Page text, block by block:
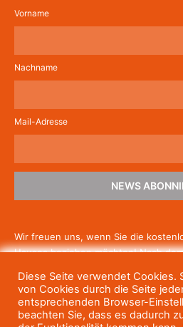
Vorname
Nachname
Mail-Adresse
NEWS
Wir freuen uns, wenn Sie die
Hauses beziehen möchten! Nach
um die Newsletter-Anmeldung
Gratis-News irgendwann nicht mehr
Siesich jederzeit einfach wieder
Diese Seite verwendet Cookies.
von Cookies durch die Seite
entsprechenden Browser-
beachten Sie, dass es dadurch